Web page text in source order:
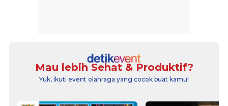
Mau lebih Sehat & Produktif?
Yuk, ikuti event olahraga yang cocok buat kamu!